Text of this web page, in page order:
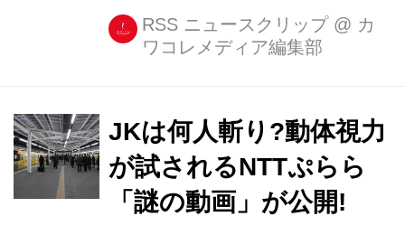
RSS ニュースクリップ @ カ
ワコレメディア編集部
JKは何人斬り?動体視力
が試されるNTTぷらら
「謎の動画」が公開!